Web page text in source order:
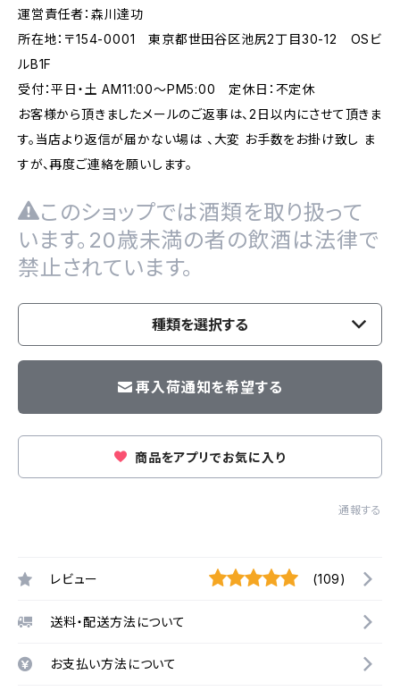
運営責任者：森川達功
所在地：〒154-0001 東京都世田谷区池尻2丁目30-12 OSビ
ルB1F
受付：平日・土 AM11:00～PM5:00 定休日：不定休
お客様から頂きましたメールのご返事は、2日以内にさせて頂きま
す。当店より返信が届かない場は 、大変 お手数をお掛け致し ま
すが、再度ご連絡を願いします。
このショップでは酒類を取り扱って
います。20歳未満の者の飲酒は法律で
禁止されています。
種類を選択する
再入荷通知を希望する
商品をアプリでお気に入り
通報する
レビュー (109)
送料・配送方法について
お支払い方法について